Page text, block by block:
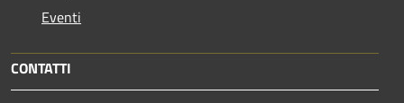
Eventi
CONTATTI